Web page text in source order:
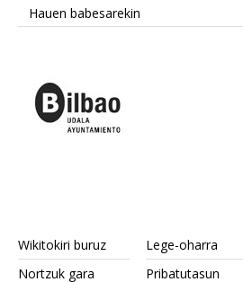
Hauen babesarekin
Wikitokiri buruz
Nortzuk gara
Lege-oharra
Pribatutasun